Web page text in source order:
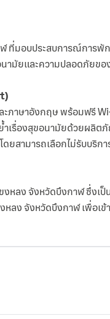
ที่มอบประสบการณ์การ
มัยและความปลอดภัยข
าษาอังกฤษ พร้อมฟรี
รื่องสุขอนามัยด้วยผลิต
ามารถเลือกไม่รับบริก
หลง จังหวัดบึงกาฬ ซึ่ง
ลง จังหวัดบึงกาฬ เพื่อเ